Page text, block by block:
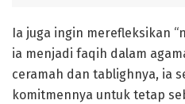
Ia juga ingin merefleksikan
ia menjadi faqih dalam
ceramah dan tablighnya, ia
komitmennya untuk tetap